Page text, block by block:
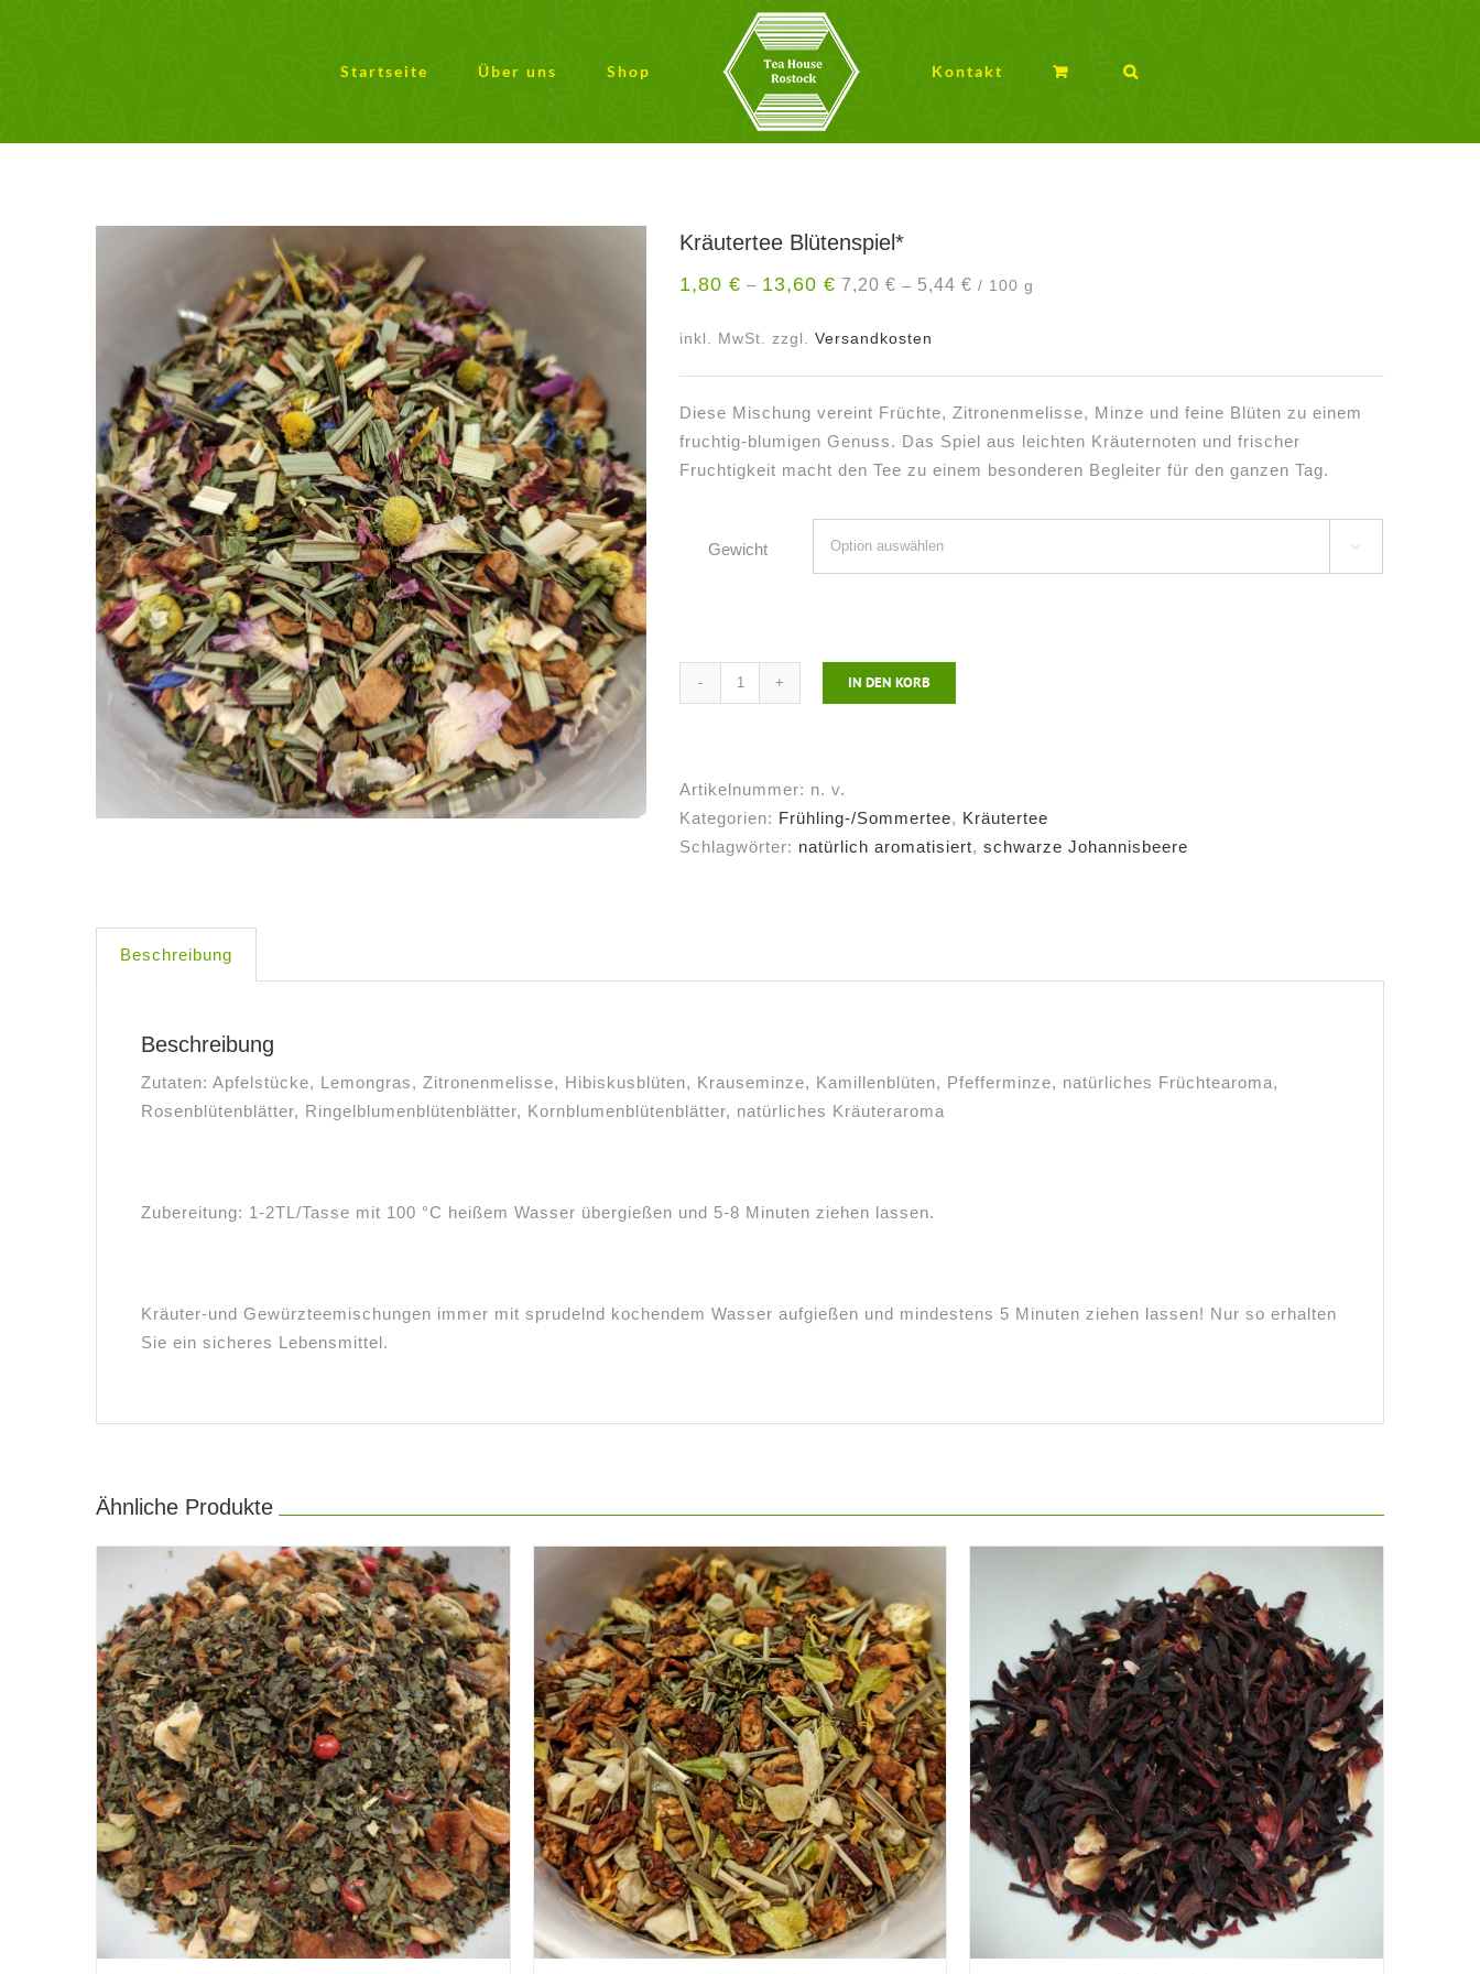
Startseite Über uns Shop Kontakt
Kräutertee Blütenspiel*
1,80 € – 13,60 € 7,20 € – 5,44 € / 100 g
inkl. MwSt. zzgl. Versandkosten
Diese Mischung vereint Früchte, Zitronenmelisse, Minze und feine Blüten zu einem
fruchtig-blumigen Genuss. Das Spiel aus leichten Kräuternoten und frischer
Fruchtigkeit macht den Tee zu einem besonderen Begleiter für den ganzen Tag.
Gewicht 
IN DEN KORB
Artikelnummer: n. v.
Kategorien: Frühling-/Sommertee, Kräutertee
Schlagwörter: natürlich aromatisiert, schwarze Johannisbeere
Beschreibung
Beschreibung
Zutaten: Apfelstücke, Lemongras, Zitronenmelisse, Hibiskusblüten, Krauseminze, Kamillenblüten, Pfefferminze, natürliches Früchtearoma,
Rosenblütenblätter, Ringelblumenblütenblätter, Kornblumenblütenblätter, natürliches Kräuteraroma
Zubereitung: 1-2TL/Tasse mit 100 °C heißem Wasser übergießen und 5-8 Minuten ziehen lassen.
Kräuter-und Gewürzteemischungen immer mit sprudelnd kochendem Wasser aufgießen und mindestens 5 Minuten ziehen lassen! Nur so erhalten
Sie ein sicheres Lebensmittel.
Ähnliche Produkte